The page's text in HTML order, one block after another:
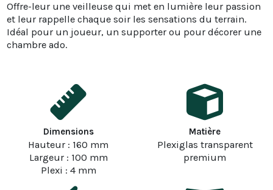
Offre-leur une veilleuse qui met en lumière leur passion
et leur rappelle chaque soir les sensations du terrain.
Idéal pour un joueur, un supporter ou pour décorer une
chambre ado.
Dimensions
Hauteur : 160 mm
Largeur : 100 mm
Plexi : 4 mm
Matière
Plexiglas transparent
premium